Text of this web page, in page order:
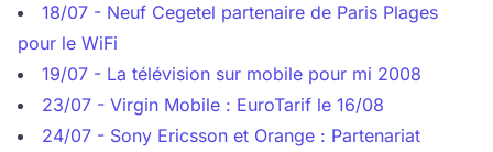
18/07 - Neuf Cegetel partenaire de Paris Plages
pour le WiFi
19/07 - La télévision sur mobile pour mi 2008
23/07 - Virgin Mobile : EuroTarif le 16/08
24/07 - Sony Ericsson et Orange : Partenariat